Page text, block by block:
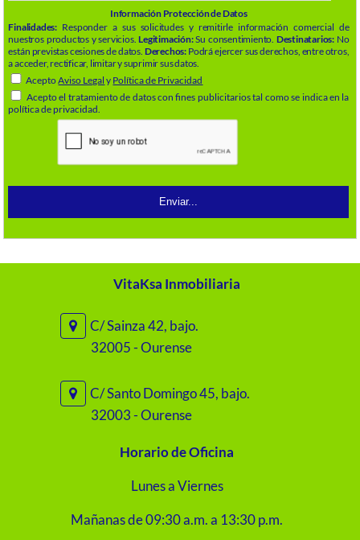
Información Protección de Datos
Finalidades: Responder a sus solicitudes y remitirle información comercial de
nuestros productos y servicios.Legitimación:Su consentimiento. Destinatarios:No
están previstas cesiones de datos. Derechos: Podrá ejercer sus derechos, entre otros,
a acceder, rectificar, limitar y suprimir sus datos.
AceptoAviso Legal y Política de Privacidad
Acepto el tratamiento de datos con fines publicitarios tal como se indica en la
política de privacidad.
VitaKsa Inmobiliaria
C/ Sainza 42, bajo.
32005 - Ourense
C/ Santo Domingo 45, bajo.
32003 - Ourense
Horario de Oficina
Lunes a Viernes
Mañanas de 09:30 a.m. a 13:30 p.m.